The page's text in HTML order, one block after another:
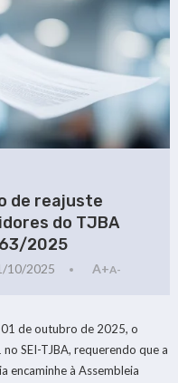
de reajuste
do TJBA
2025
10/2025 A+A-
de outubro de 2025, o
SEI-TJBA, requerendo que a
encaminhe à Assembleia